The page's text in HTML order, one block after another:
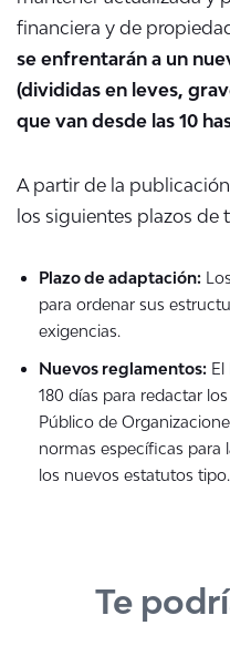
financiera y de
se enfrentarán a un
(divididas en leves,
que van desde las 10
A partir de la
los siguientes plazos de
Plazo de adaptación:
para ordenar sus
exigencias.
Nuevos reglamentos:
180 días para redactar
Público de
normas específicas para
los nuevos estatutos tipo.
Te